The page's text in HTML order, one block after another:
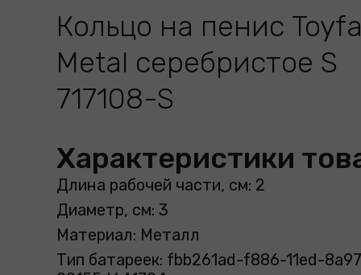
Кольцо на пенис
Metal серебристое S
717108-S
Характеристики
Длина рабочей части, см: 2
Диаметр, см: 3
Материал: Металл
Тип батареек: fbb261ad-f886-11ed-